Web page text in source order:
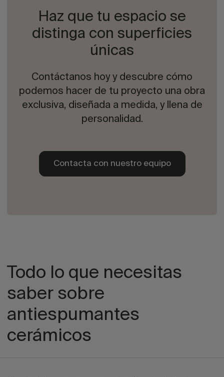
Haz que tu espacio se
distinga con superficies
únicas
Contáctanos hoy y descubre cómo
podemos hacer de tu proyecto una obra
exclusiva, diseñada a medida, y llena de
personalidad.
Contacta con nuestro equipo
Todo lo que necesitas
saber sobre
antiespumantes
cerámicos